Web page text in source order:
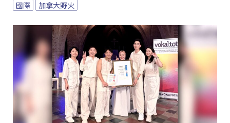
國際 加拿大野火